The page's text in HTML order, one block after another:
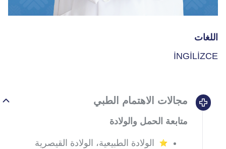
اللغات
İNGİLİZCE
مجالات الاهتمام الطبي
متابعة الحمل والولادة
الولادة الطبيعية، الولادة القيصرية